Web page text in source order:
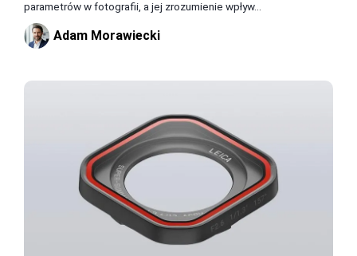
parametrów w fotografii, a jej zrozumienie wpływ...
Adam Morawiecki